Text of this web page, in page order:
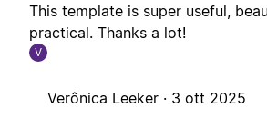
This template is super useful,
practical. Thanks a lot!
V
Verônica Leeker · 3 ott 2025